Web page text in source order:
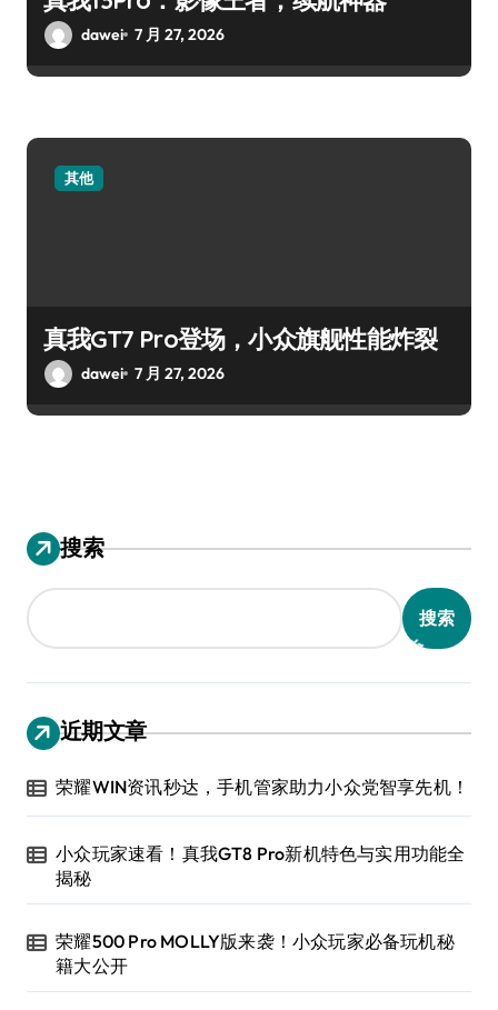
dawei 7 月 27, 2026
其他
真我GT7 Pro登场，小众旗舰性能炸裂
dawei 7 月 27, 2026
搜索
搜索
近期文章
荣耀WIN资讯秒达，手机管家助力小众党智享先机！
小众玩家速看！真我GT8 Pro新机特色与实用功能全
揭秘
荣耀500 Pro MOLLY版来袭！小众玩家必备玩机秘
籍大公开